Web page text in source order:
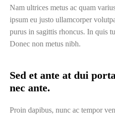
Nam ultrices metus ac quam
ipsum eu justo ullamcorper
purus in sagittis rhoncus. In quis
Donec non metus nibh.
Sed et ante at dui
nec ante.
Proin dapibus, nunc ac tempor